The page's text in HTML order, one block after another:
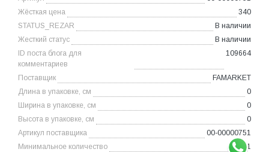
Жёсткая цена
340
STATUS_REZAR
В наличии
Жесткий статус
В наличии
ID поста блога для
комментариев
109664
Поставщик
FAMARKET
Длина в упаковке, см
0
Ширина в упаковке, см
0
Высота в упаковке, см
0
Артикул поставщика
00-00000751
Минимальное количество
1